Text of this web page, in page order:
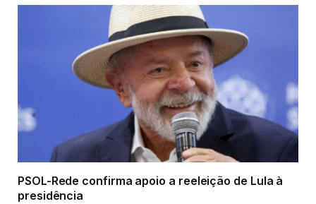
PSOL-Rede confirma apoio a reeleição de Lula à
presidência